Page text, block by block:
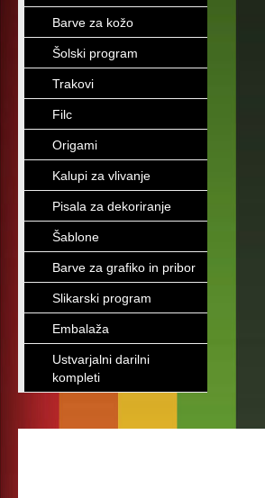
Barve za kožo
Šolski program
Trakovi
Filc
Origami
Kalupi za vlivanje
Pisala za dekoriranje
Šablone
Barve za grafiko in pribor
Slikarski program
Embalaža
Ustvarjalni darilni
kompleti